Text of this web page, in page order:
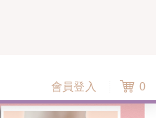
會員登入 0